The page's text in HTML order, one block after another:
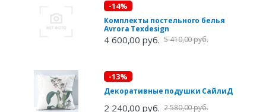
-14%
Комплекты постельного белья
Avrora Texdesign
4 600,00 руб. 5 410,00 руб.
-13%
Декоративные подушки СайлиД
2 240,00 руб. 2 580,00 руб.